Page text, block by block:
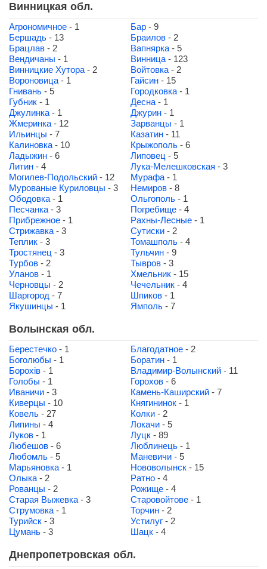
Винницкая обл.
Агрономичное - 1 Бар - 9
Бершадь - 13 Браилов - 2
Брацлав - 2 Вапнярка - 5
Вендичаны - 1 Винница - 123
Винницкие Хутора - 2 Войтовка - 2
Вороновица - 1 Гайсин - 15
Гнивань - 5 Городковка - 1
Губник - 1 Десна - 1
Джулинка - 1 Джурин - 1
Жмеринка - 12 Зарванцы - 1
Ильинцы - 7 Казатин - 11
Калиновка - 10 Крыжополь - 6
Ладыжин - 6 Липовец - 5
Литин - 4 Лука-Мелешковская - 3
Могилев-Подольский - 12 Мурафа - 1
Мурованые Куриловцы - 3 Немиров - 8
Ободовка - 1 Ольгополь - 1
Песчанка - 3 Погребище - 4
Прибрежное - 1 Рахны-Лесные - 1
Стрижавка - 3 Сутиски - 2
Теплик - 3 Томашполь - 4
Тростянец - 3 Тульчин - 9
Турбов - 2 Тывров - 3
Уланов - 1 Хмельник - 15
Черновцы - 2 Чечельник - 4
Шаргород - 7 Шпиков - 1
Якушинцы - 1 Ямполь - 7
Волынская обл.
Берестечко - 1 Благодатное - 2
Боголюбы - 1 Боратин - 1
Борохів - 1 Владимир-Волынский - 11
Голобы - 1 Горохов - 6
Иваничи - 3 Камень-Каширский - 7
Киверцы - 10 Княгининок - 1
Ковель - 27 Колки - 2
Липины - 4 Локачи - 5
Луков - 1 Луцк - 89
Любешов - 6 Люблинець - 1
Любомль - 5 Маневичи - 5
Марьяновка - 1 Нововолынск - 15
Олыка - 2 Ратно - 4
Рованцы - 2 Рожище - 4
Старая Выжевка - 3 Старовойтове - 1
Струмовка - 1 Торчин - 2
Турийск - 3 Устилуг - 2
Цумань - 3 Шацк - 4
Днепропетровская обл.